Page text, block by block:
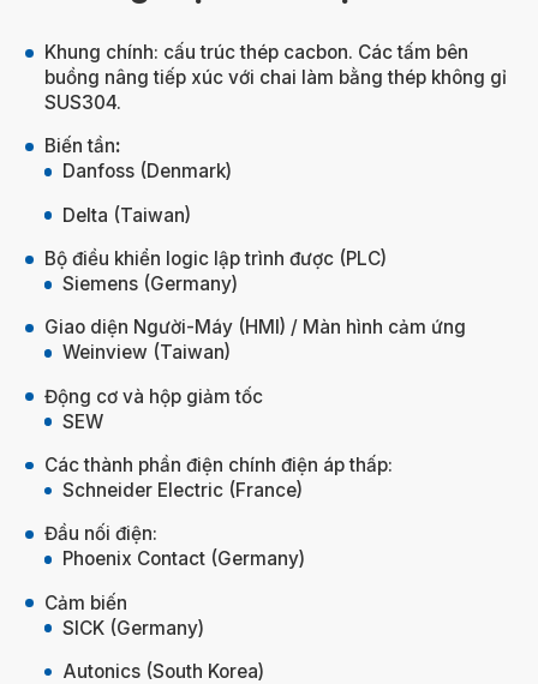
Khung chính: cấu trúc thép cacbon. Các tấm bên
buồng nâng tiếp xúc với chai làm bằng thép không gỉ
SUS304.
Biến tần:
Danfoss (Denmark)
Delta (Taiwan)
Bộ điều khiển logic lập trình được (PLC)
Siemens (Germany)
Giao diện Người-Máy (HMI) / Màn hình cảm ứng
Weinview (Taiwan)
Động cơ và hộp giảm tốc
SEW
Các thành phần điện chính điện áp thấp:
Schneider Electric (France)
Đầu nối điện:
Phoenix Contact (Germany)
Cảm biến
SICK (Germany)
Autonics (South Korea)